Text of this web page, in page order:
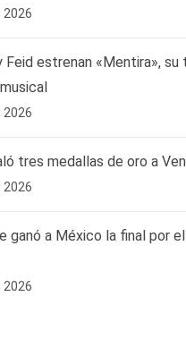
2026
Feid estrenan «Mentira», su
2026
tres medallas de oro a
2026
ganó a México la final por
2026